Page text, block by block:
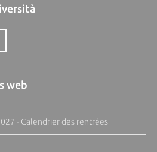
web
- Calendrier des rentrées